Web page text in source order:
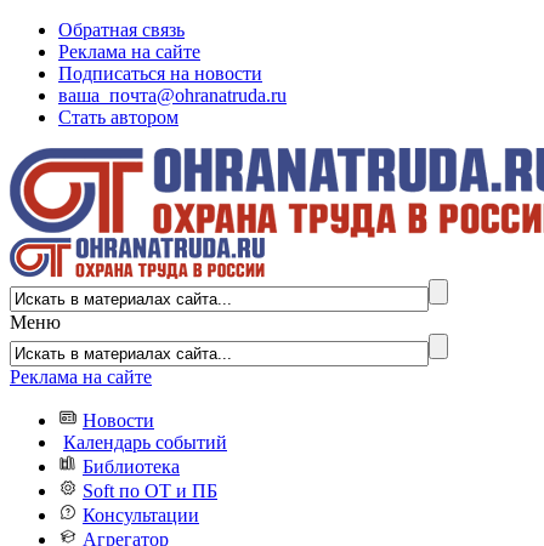
Обратная связь
Реклама на сайте
Подписаться на новости
ваша_почта@ohranatruda.ru
Стать автором
Меню
Реклама на сайте
Новости
Календарь событий
Библиотека
Soft по ОТ и ПБ
Консультации
Агрегатор